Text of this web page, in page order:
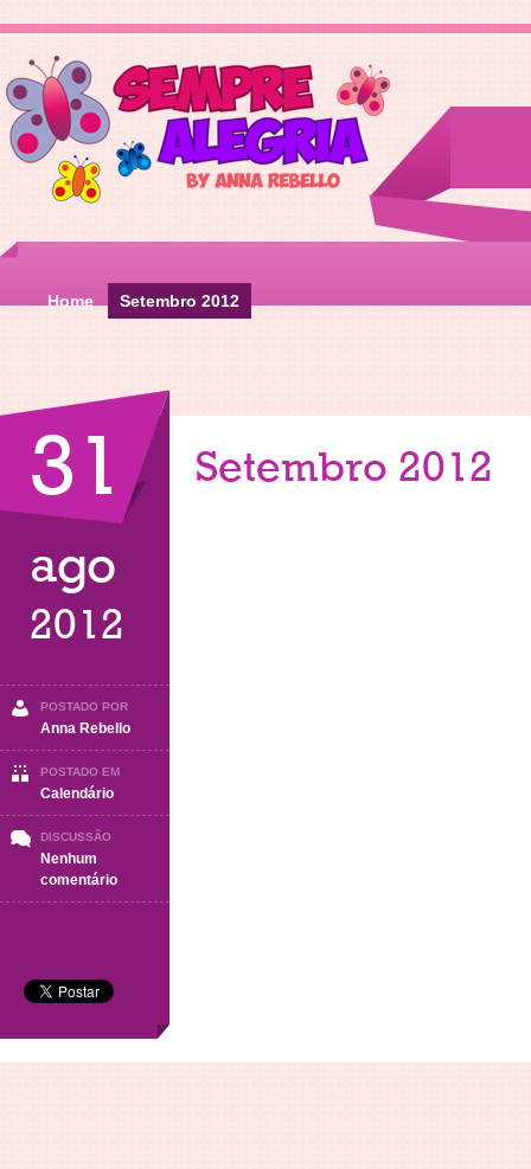
Home Setembro 2012
31
ago
2012
POSTADO POR
Anna Rebello
POSTADO EM
Calendário
DISCUSSÃO
Nenhum
comentárioem
Setembro
Setembro 2012